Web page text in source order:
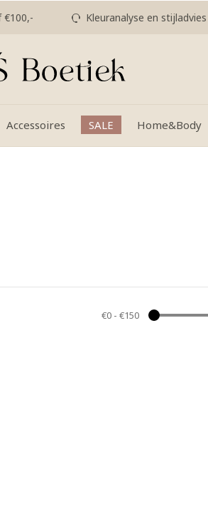
Accessoires SALE Home&Body
€100,- Kleuranalyse en stijladvies
€0- €150